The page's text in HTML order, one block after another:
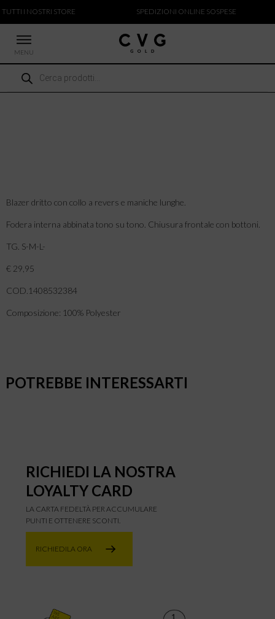
I NOSTRI STORE SPEDIZIONI ONLINE SOSPESE
MENU
Ricerca
prodotti
ARRIVI
Blazer dritto con collo a revers e maniche lunghe.
Fodera interna abbinata tono su tono. Chiusura frontale con bottoni.
TG. S-M-L-
€ 29,95
COD.1408532384
Composizione: 100% Polyester
POTREBBE INTERESSARTI
RICHIEDI LA NOSTRA
LOYALTY CARD
LA CARTA FEDELTÀ PER ACCUMULARE
PUNTI E OTTENERE SCONTI.
RICHIEDILA ORA